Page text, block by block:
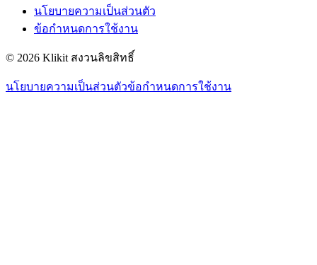
นโยบายความเป็นส่วนตัว
ข้อกำหนดการใช้งาน
© 2026 Klikit สงวนลิขสิทธิ์
นโยบายความเป็นส่วนตัวข้อกำหนดการใช้งาน